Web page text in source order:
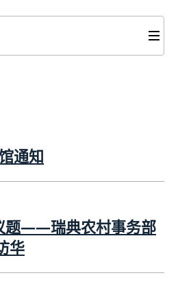
通知
题——瑞典农村事务部
华